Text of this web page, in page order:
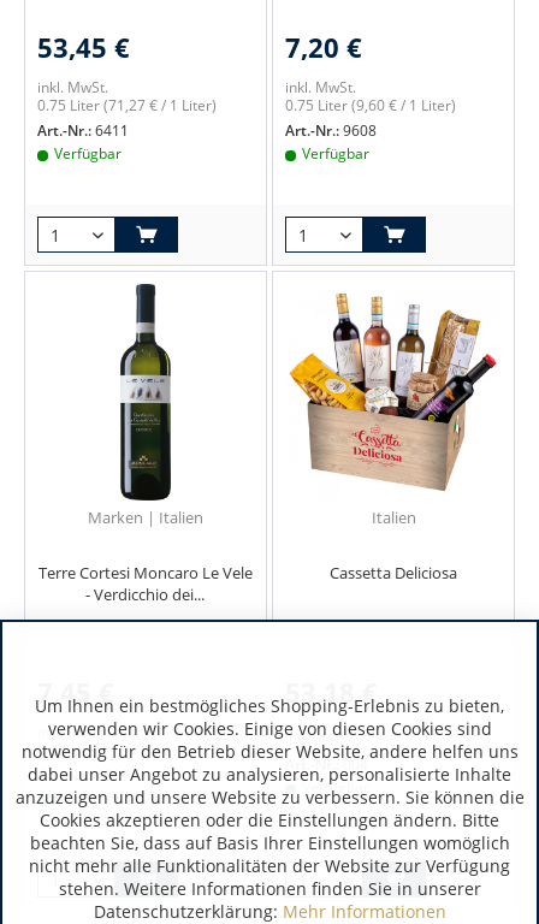
53,45 €
inkl. MwSt.
0.75 Liter(71,27 € / 1 Liter)
Art.-Nr.:6411
Verfügbar
7,20 €
inkl. MwSt.
0.75 Liter(9,60 € / 1 Liter)
Art.-Nr.:9608
Verfügbar
Marken | Italien
Terre Cortesi Moncaro Le Vele
- Verdicchio dei...
7,45 €
inkl. MwSt.
0.75 Liter(9,93 € / 1 Liter)
Art.-Nr.:4619
Verfügbar
Italien
Cassetta Deliciosa
53,18 €
inkl. MwSt.
Art.-Nr.:004
Verfügbar
Um Ihnen ein bestmögliches Shopping-Erlebnis zu bieten,
verwenden wir Cookies. Einige von diesen Cookies sind
notwendig für den Betrieb dieser Website, andere helfen uns
dabei unser Angebot zu analysieren, personalisierte Inhalte
anzuzeigen und unsere Website zu verbessern. Sie können die
Cookies akzeptieren oder die Einstellungen ändern. Bitte
beachten Sie, dass auf Basis Ihrer Einstellungen womöglich
nicht mehr alle Funktionalitäten der Website zur Verfügung
stehen. Weitere Informationen finden Sie in unserer
Datenschutzerklärung: Mehr Informationen